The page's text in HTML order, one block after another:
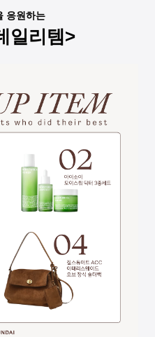
응원하는
일리템>